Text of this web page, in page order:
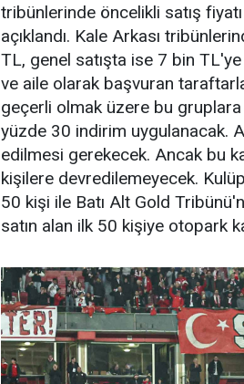
tribünlerinde öncelikli satış
açıklandı. Kale Arkası
TL, genel satışta ise 7 bin
ve aile olarak başvuran
geçerli olmak üzere bu
yüzde 30 indirim uygulanacak.
edilmesi gerekecek. Ancak bu
kişilere devredilemeyecek.
50 kişi ile Batı Alt Gold
satın alan ilk 50 kişiye otopark